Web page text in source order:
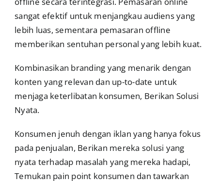
sangat efektif untuk menjangkau audiens yang
lebih luas, sementara pemasaran offline
memberikan sentuhan personal yang lebih kuat.
Kombinasikan branding yang menarik dengan
konten yang relevan dan up-to-date untuk
menjaga keterlibatan konsumen, Berikan Solusi
Nyata.
Konsumen jenuh dengan iklan yang hanya fokus
pada penjualan, Berikan mereka solusi yang
nyata terhadap masalah yang mereka hadapi,
Temukan pain point konsumen dan tawarkan